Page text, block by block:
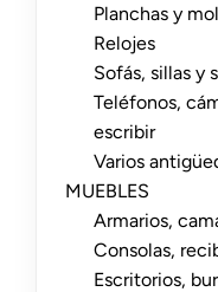
Planchas y
Relojes
Sofás, sillas y
Teléfonos,
escribir
Varios
MUEBLES
Armarios,
Consolas,
Escritorios,